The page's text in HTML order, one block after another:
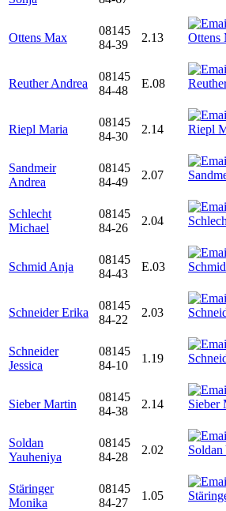
Ottens Max
08145
84-39
2.13
Reuther Andrea
08145
84-48
E.08
Riepl Maria
08145
84-30
2.14
Sandmeir
Andrea
08145
84-49
2.07
Schlecht
Michael
08145
84-26
2.04
Schmid Anja
08145
84-43
E.03
Schneider Erika
08145
84-22
2.03
Schneider
Jessica
08145
84-10
1.19
Sieber Martin
08145
84-38
2.14
Soldan
Yauheniya
08145
84-28
2.02
Stäringer
Monika
08145
84-27
1.05